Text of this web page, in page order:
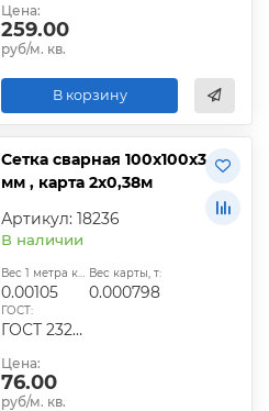
Цена:
259.00
руб/м. кв.
В корзину
Сетка сварная 100х100х3
мм , карта 2х0,38м
Артикул: 18236
В наличии
Вес 1 метра квадратного, т:
0.00105
Вес карты, т:
0.000798
ГОСТ:
ГОСТ 23279-2012, ТУ
Цена:
76.00
руб/м. кв.